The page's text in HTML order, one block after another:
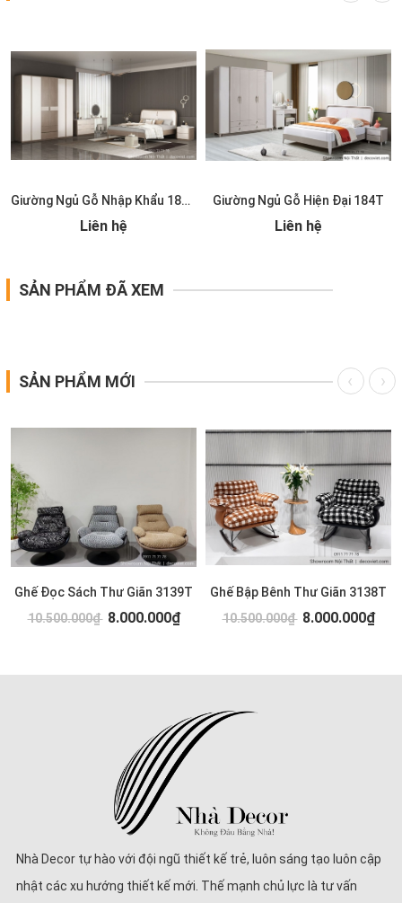
Giường Ngủ Gỗ Nhập Khẩu 185T
Liên hệ
Giường Ngủ Gỗ Hiện Đại 184T
Liên hệ
SẢN PHẨM ĐÃ XEM
SẢN PHẨM MỚI
Ghế Đọc Sách Thư Giãn 3139T
10.500.000₫ 8.000.000₫
Ghế Bập Bênh Thư Giãn 3138T
10.500.000₫ 8.000.000₫
Nhà Decor tự hào với đội ngũ thiết kế trẻ, luôn sáng tạo luôn cập
nhật các xu hướng thiết kế mới. Thế mạnh chủ lực là tư vấn